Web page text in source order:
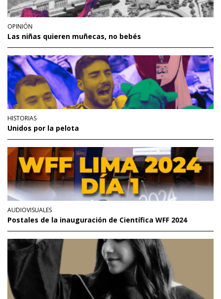
OPINIÓN
Las niñas quieren muñecas, no bebés
HISTORIAS
Unidos por la pelota
AUDIOVISUALES
Postales de la inauguración de Científica WFF 2024